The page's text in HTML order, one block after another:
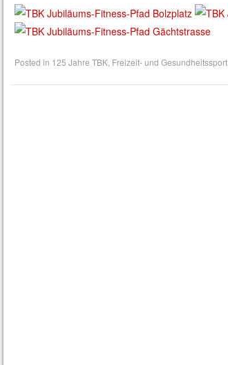
Posted in 125 Jahre TBK, Freizeit- und Gesundheitssport